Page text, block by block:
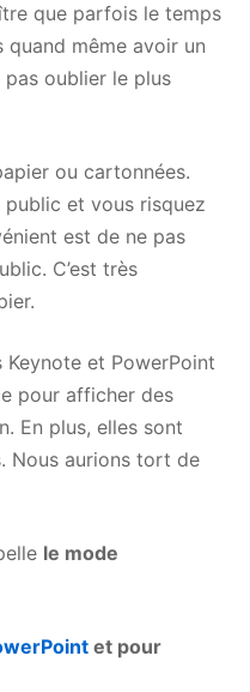
que parfois le temps
quand même avoir un
oublier le plus
ou cartonnées.
et vous risquez
est de ne pas
C’est très
et PowerPoint
pour afficher des
En plus, elles sont
Nous aurions tort de
le mode
et pour